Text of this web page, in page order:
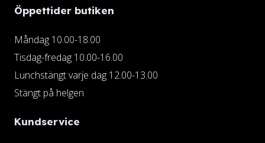
Öppettider butiken
Måndag 10.00-18.00
Tisdag-fredag 10.00-16.00
Lunchstängt varje dag 12.00-13.00
Stängt på helgen
Kundservice